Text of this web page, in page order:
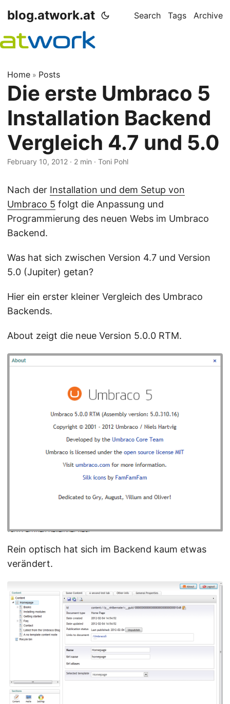
blog.atwork.at Search Tags Archive
Home » Posts
Die erste Umbraco 5
Installation Backend
Vergleich 4.7 und 5.0
February 10, 2012 · 2 min · Toni Pohl
Nach der Installation und dem Setup von
Umbraco 5 folgt die Anpassung und
Programmierung des neuen Webs im Umbraco
Backend.
Was hat sich zwischen Version 4.7 und Version
5.0 (Jupiter) getan?
Hier ein erster kleiner Vergleich des Umbraco
Backends.
About zeigt die neue Version 5.0.0 RTM.
Rein optisch hat sich im Backend kaum etwas
verändert.